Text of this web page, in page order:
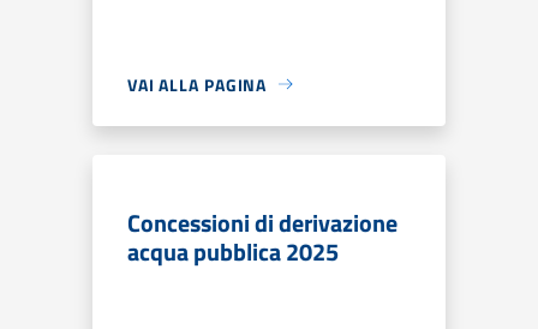
VAI ALLA PAGINA
Concessioni di derivazione
acqua pubblica 2025